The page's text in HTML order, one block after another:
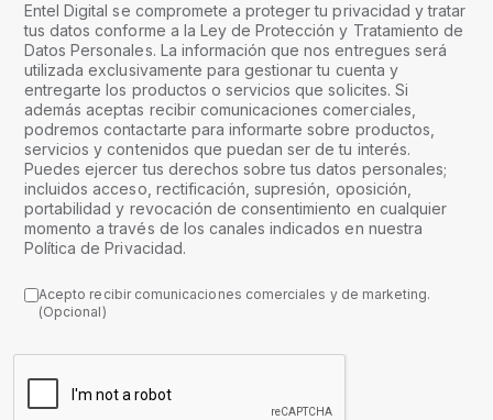
Entel Digital se compromete a proteger tu privacidad y tratar
tus datos conforme a la Ley de Protección y Tratamiento de
Datos Personales. La información que nos entregues será
utilizada exclusivamente para gestionar tu cuenta y
entregarte los productos o servicios que solicites. Si
además aceptas recibir comunicaciones comerciales,
podremos contactarte para informarte sobre productos,
servicios y contenidos que puedan ser de tu interés.
Puedes ejercer tus derechos sobre tus datos personales;
incluidos acceso, rectificación, supresión, oposición,
portabilidad y revocación de consentimiento en cualquier
momento a través de los canales indicados en nuestra
Política de Privacidad.
Acepto recibir comunicaciones comerciales y de marketing.
(Opcional)